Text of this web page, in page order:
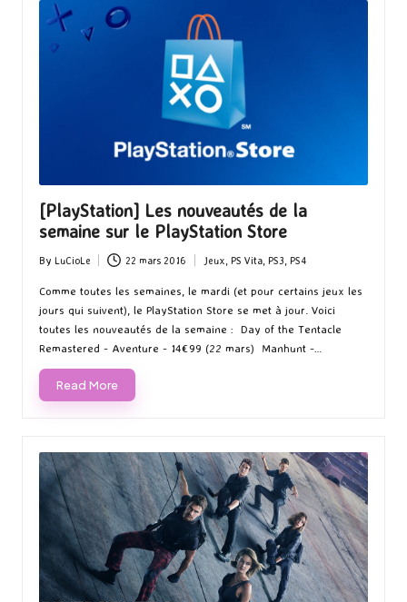
[PlayStation] Les nouveautés de la
semaine sur le PlayStation Store
Posted
by
By LuCioLe 22 mars 2016
Posted
Jeux PS Vita, PS3 PS4
Comme toutes les semaines, le mardi (et pour certains jeux les
jours qui suivent), le PlayStation Store se met à jour. Voici
toutes les nouveautés de la semaine : Day of the Tentacle
Remastered - Aventure - 14€99 (22 mars) Manhunt -…
Read More